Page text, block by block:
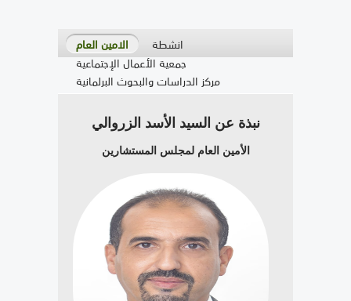
الامين العام
انشطة
جمعية الأعمال الإجتماعية
مركز الدراسات والبحوث البرلمانية
نبذة عن السيد الأسد الزروالي
الأمين العام لمجلس المستشارين